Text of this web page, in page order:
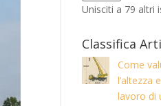
Unisciti a 79 altri
Classifica
Come
l’altezza
lavoro di